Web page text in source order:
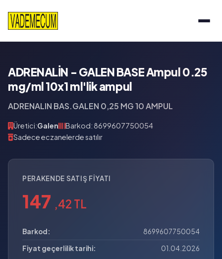
ADRENALİN - GALEN BASE Ampul 0.25
mg/ml 10x1 ml'lik ampul
ADRENALIN BAS.GALEN 0,25 MG 10 AMPUL
Üretici:Galen
Barkod: 8699607750054
Sadece eczanelerde satılır
PERAKENDE SATIŞ FIYATI
147 ,42 TL
Barkod:
8699607750054
Fiyat geçerlilik tarihi:
01.04.2026